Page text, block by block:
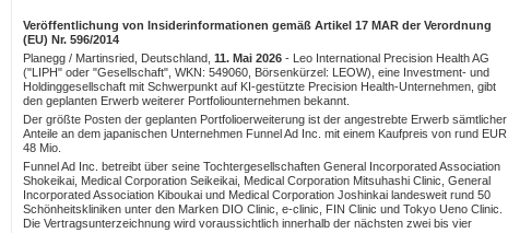
Veröffentlichung von Insiderinformationen gemäß Artikel 17 MAR der Verordnung
(EU) Nr. 596/2014
Planegg / Martinsried, Deutschland, 11. Mai 2026 - Leo International Precision Health AG
("LIPH" oder "Gesellschaft", WKN: 549060, Börsenkürzel: LEOW), eine Investment- und
Holdinggesellschaft mit Schwerpunkt auf KI-gestützte Precision Health-Unternehmen, gibt
den geplanten Erwerb weiterer Portfoliounternehmen bekannt.
Der größte Posten der geplanten Portfolioerweiterung ist der angestrebte Erwerb sämtlicher
Anteile an dem japanischen Unternehmen Funnel Ad Inc. mit einem Kaufpreis von rund EUR
48 Mio.
Funnel Ad Inc. betreibt über seine Tochtergesellschaften General Incorporated Association
Shokeikai, Medical Corporation Seikeikai, Medical Corporation Mitsuhashi Clinic, General
Incorporated Association Kiboukai und Medical Corporation Joshinkai landesweit rund 50
Schönheitskliniken unter den Marken DIO Clinic, e-clinic, FIN Clinic und Tokyo Ueno Clinic.
Die Vertragsunterzeichnung wird voraussichtlich innerhalb der nächsten zwei bis vier